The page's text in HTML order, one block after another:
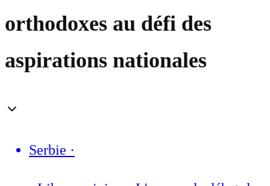
orthodoxes au défi des
aspirations nationales
Serbie ·